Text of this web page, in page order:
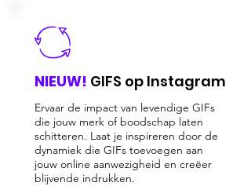
NIEUW! GIFS op Instagram
Ervaar de impact van levendige GIFs
die jouw merk of boodschap laten
schitteren. Laat je inspireren door de
dynamiek die GIFs toevoegen aan
jouw online aanwezigheid en creëer
blijvende indrukken.